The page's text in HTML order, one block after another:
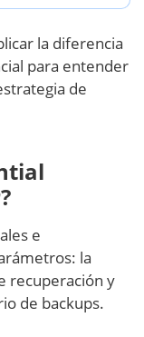
la diferencia
para entender
de
e
la
recuperación y
de backups.